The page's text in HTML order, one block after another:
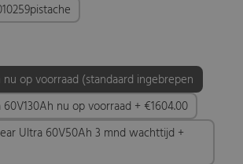
op voorraad (standaard ingebrepen
60V130Ah nu op voorraad + €1604.00
Ultra 60V50Ah 3 mnd wachttijd +